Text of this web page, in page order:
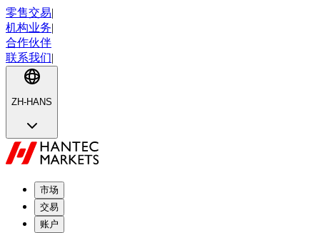
零售交易|
机构业务|
合作伙伴
联系我们|
ZH-HANS
市场
交易
账户